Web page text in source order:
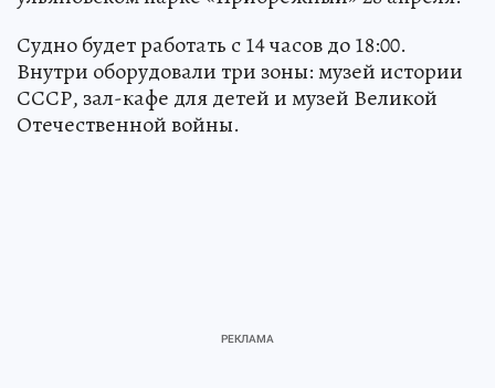
Судно будет работать с 14 часов до 18:00.
Внутри оборудовали три зоны: музей истории
СССР, зал-кафе для детей и музей Великой
Отечественной войны.